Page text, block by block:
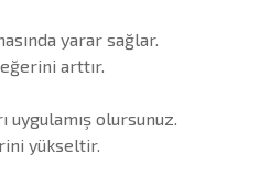
yarar sağlar.
arttır.
uygulamış olursunuz.
yükseltir.